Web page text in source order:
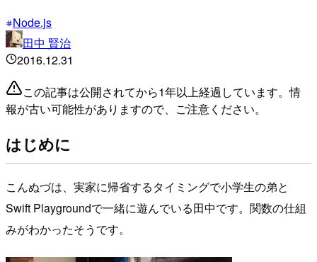
Node.js
田中 賢治
2016.12.31
この記事は公開されてから1年以上経過しています。情
報が古い可能性がありますので、ご注意ください。
はじめに
こんぬづは、実家に帰省するタイミングで小学生の弟と
Swift Playgroundで一緒に遊んでいる田中です。関数の仕組
みがわかったそうです。